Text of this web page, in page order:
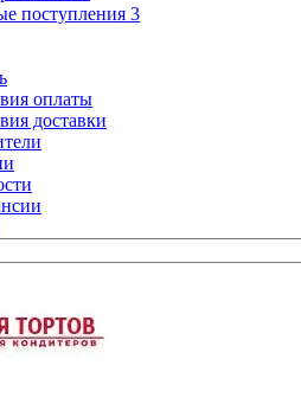
поступления 3
оплаты
доставки